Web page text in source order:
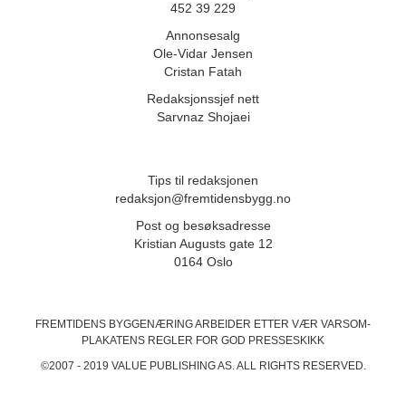
452 39 229
Annonsesalg
Ole-Vidar Jensen
Cristan Fatah
Redaksjonssjef nett
Sarvnaz Shojaei
Tips til redaksjonen
redaksjon@fremtidensbygg.no
Post og besøksadresse
Kristian Augusts gate 12
0164 Oslo
FREMTIDENS BYGGENÆRING ARBEIDER ETTER VÆR VARSOM-
PLAKATENS REGLER FOR GOD PRESSESKIKK
©2007 - 2019 VALUE PUBLISHING AS. ALL RIGHTS RESERVED.